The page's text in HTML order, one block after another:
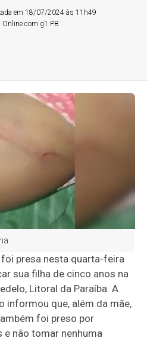
em 18/07/2024 às 11h49
Online com g1 PB
presa nesta quarta-feira
sua filha de cinco anos na
Litoral da Paraíba. A
informou que, além da mãe,
foi preso por
e não tomar nenhuma